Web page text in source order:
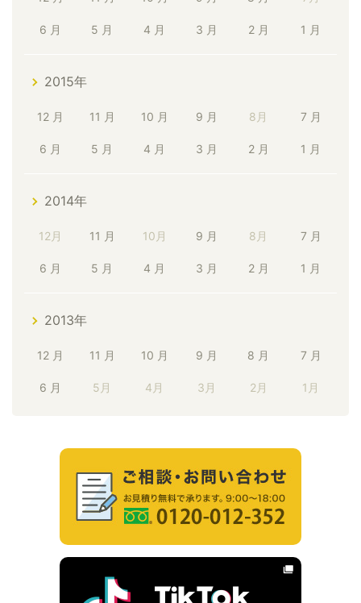
6 月 5 月 4 月 3 月 2 月 1 月
2015年
12 月 11 月 10 月 9 月 8月 7 月
6 月 5 月 4 月 3 月 2 月 1 月
2014年
12月 11 月 10月 9 月 8月 7 月
6 月 5 月 4 月 3 月 2 月 1 月
2013年
12 月 11 月 10 月 9 月 8 月 7 月
6 月 5月 4月 3月 2月 1月